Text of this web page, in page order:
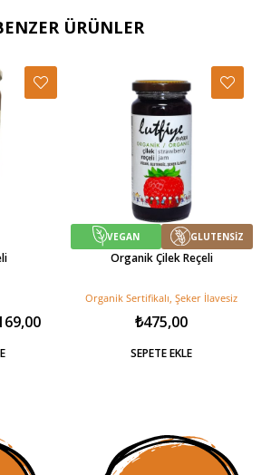
Ürün
Konsantresi
ÜRÜNLER
Organik Çilek Reçeli
Organik Sertifikalı, Şeker İlavesiz
₺475,00
VEGAN GLUTENSİZ
SEPETE EKLE